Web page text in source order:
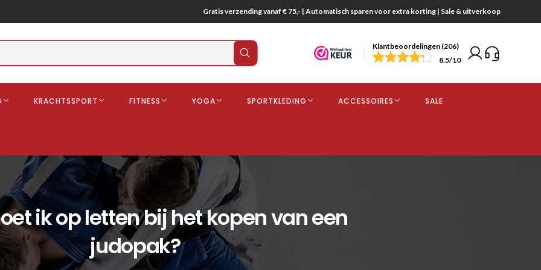
Gratis verzending vanaf € 75,- | Automatisch sparen voor extra korting | Sale & uitverkoop
Klantbeoordelingen (206)
8.5/10
Bandages
Gebitsbescherming
KRACHTSSPORT FITNESS YOGA SPORTKLEDING ACCESSOIRES SALE
ik op letten bij het kopen van een
judopak?